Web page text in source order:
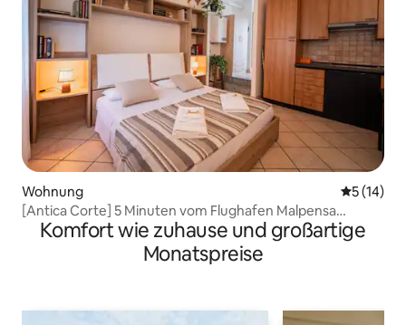
Wohnung
5 (14)
[Antica Corte] 5 Minuten vom Flughafen Malpensa
entfernt
Komfort wie zuhause und großartige
Monatspreise